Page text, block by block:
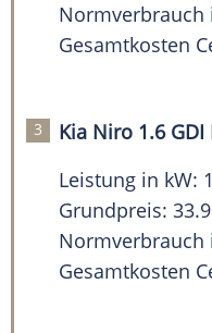
Normverbrauch
Gesamtkosten
Kia Niro 1.6 GDI
Leistung in kW:
Grundpreis:
Normverbrauch
Gesamtkosten